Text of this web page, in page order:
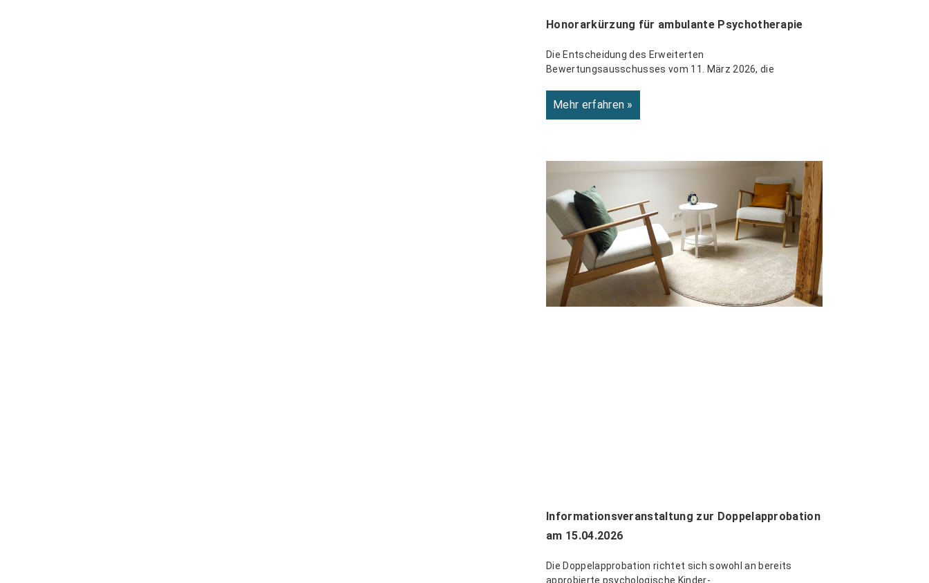
Honorarkürzung für ambulante Psychotherapie
Die Entscheidung des Erweiterten
Bewertungsausschusses vom 11. März 2026, die
Mehr erfahren »
Informationsveranstaltung zur Doppelapprobation
am 15.04.2026
Die Doppelapprobation richtet sich sowohl an bereits
approbierte psychologische Kinder-